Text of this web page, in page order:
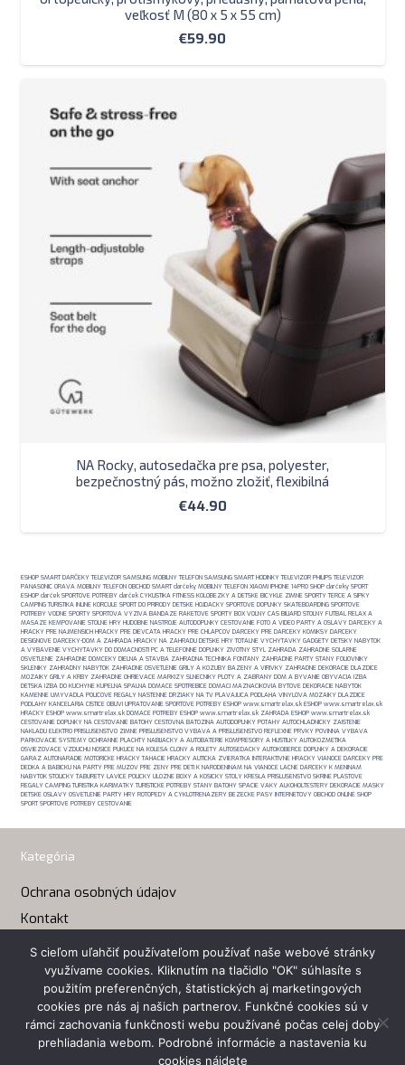
veľkosť M (80 x 5 x 55 cm)
€59.90
NA Rocky, autosedačka pre psa, polyester,
bezpečnostný pás, možno zložiť, flexibilná
€44.90
ESHOP SMART DARČEKY TELEVIZOR SAMSUNG MOBILNY TELEFON SAMSUNG SMART HODINKY TELEVIZOR PHILIPS TELEVIZOR
PANASONIC ORAVA MOBILNY TELEFON OBCHOD SMART darčeky MOBILNY TELEFON XIAOMI IPHONE 14PRO SHOP darčeky SPORT
ESHOP darček SPORTOVE POTREBY darček CYKLISTIKA FITNESS KOLOBEZKY A DETSKE BICYKLE ZIMNE SPORTY TERCE A SIPKY
CAMPING TURISTIKA INLINE KORCULE SPORT DO PRIRODY DETSKE HOJDACKY SPORTOVE DOPLNKY SKATEBOARDING SPORTOVE
POTREBY VODNE SPORTY SPORTOVA VYZIVA BANDAZE RAKETOVE SPORTY BOX VOLNY CAS BILIARD STOLNY FUTBAL RELAX A
MASAZE KEMPOVANIE STOLNE HRY HUDOBNE NASTROJE AUTODOPLNKY CESTOVANIE FOTO A VIDEO PARTY A OSLAVY DARCEKY A
HRACKY PRE NAJMENSICH HRACKY PRE DIEVCATA HRACKY PRE CHLAPCOV DARCEKY PRE DARCEKY KOMIKSY DARCEKY
DESIGNOVE DARCEKY-DOM A ZAHRADA HRACKY NA ZAHRADU DETSKE HRY TOTALNE VYCHYTAVKY GADGETY DETSKY NABYTOK
A VYBAVENIE VYCHYTAVKY DO DOMACNOSTI PC A TELEFONNE DOPLNKY ZIVOTNY STYL ZAHRADA ZAHRADNE SOLARNE
OSVETLENIE ZAHRADNE DOMCEKY DIELNA A STAVBA ZAHRADNA TECHNIKA FONTANY ZAHRADNE PARTY STANY FOLIOVNIKY
SKLENIKY ZAHRADNY NABYTOK ZAHRADNE OSVETLENIE GRILY A KOZUBY BAZENY A VIRIVKY ZAHRADNE DEKORACIE DLAZDICE
MOZAIKY GRILY A KRBY ZAHRADNE OHRIEVACE MARKIZY SLNECNIKY PLOTY A ZABRANY DOM A BYVANIE OBYVACIA IZBA
DETSKA IZBA DO KUCHYNE KUPELNA SPALNA DOMACE SPOTREBICE DOMACI MAZNACIKOVIA BYTOVE DEKORACIE NABYTOK
KAMENNE UMYVADLA POLICOVE REGALY NASTENNE DRZIAKY NA TV PLAVAJUCA PODLAHA VINYLOVA MOZAIKY DLAZDICE
PODLAHY KANCELARIA CISTICE OBUVI UPRATOVANIE SPORTOVE POTREBY ESHOP www.smartrelax.sk ESHOP www.smartrelax.sk
HRACKY ESHOP www.smartrelax.sk DOMACE POTREBY ESHOP www.smartrelax.sk ZAHRADA ESHOP www.smartrelax.sk
CESTOVANIE DOPLNKY NA CESTOVANIE BATOHY CESTOVNA BATOZINA AUTODOPLNKY POTAHY AUTOCHLADNICKY ZAISTENIE
NAKLADU ELEKTRO PRISLUSENSTVO ZIMNE PRISLUSENSTVO VYBAVA A PRISLUSENSTVO REFLEXNE PRVKY POVINNA VYBAVA
PARKOVACIE SYSTEMY OCHRANNE PLACHTY NABIJACKY A AUTOBATERIE KOMPRESORY A HUSTILKY AUTOKOZMETIKA
OSVIEZOVACE VZDUCHU NOSICE PUKLICE NA KOLESA CLONY A ROLETY AUTOSEDACKY AUTOKOBERCE DOPLNKY A DEKORACIE
GARAZ AUTONARADIE MOTORICKE HRACKY TAHACIE HRACKY AUTICKA ZVIERATKA INTERAKTIVNE HRACKY VIANOCE DARCEKY PRE
DEDKA A BABICKU NA PARTY PRE MUZOV PRE ZENY PRE DETI K NARODENINAM NA VIANOCE LACNE DARCEKY K MENINAM
NABYTOK STOLICKY TABURETY LAVICE POLICKY ULOZNE BOXY A KOSICKY STOLY KRESLA PRISLUSENSTVO SKRINE PLASTOVE
REGALY CAMPING TURISTIKA KARIMATKY TURISTICKE POTREBY STANY BATOHY SPACIE VAKY ALKOHOLTESTERY DEKORACIE MASKY
DETSKE OSLAVY OSVETLENIE PARTY HRY ROTOPEDY A CYKLOTRENAZERY BEZECKE PASY INTERNETOVY OBCHOD ONLINE SHOP
SPORT SPORTOVE POTREBY CESTOVANIE
Kategória
Ochrana osobných údajov
Kontakt
Kontakt
Email:eshop(a)smartrelax.sk
S cieľom uľahčiť používateľom používať naše webové stránky
využívame cookies. Kliknutím na tlačidlo "OK" súhlasíte s
použitím preferenčných, štatistických aj marketingových
cookies pre nás aj našich partnerov. Funkčné cookies sú v
rámci zachovania funkčnosti webu používané počas celej doby
prehliadania webom. Podrobné informácie a nastavenia ku
cookies nájdete